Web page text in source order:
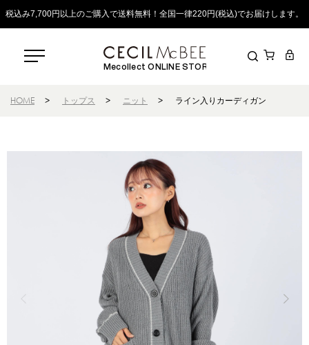
税込み7,700円以上のご購入で送料無料！全国一律220円(税込)でお届けします。
Mecollect ONLINE STORE
HOME > トップス > ニット > ライン入りカーディガン